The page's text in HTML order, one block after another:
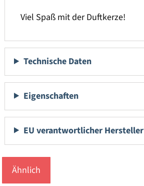
Viel Spaß mit der Duftkerze!
Technische Daten
Eigenschaften
EU verantwortlicher Hersteller
Ähnlich